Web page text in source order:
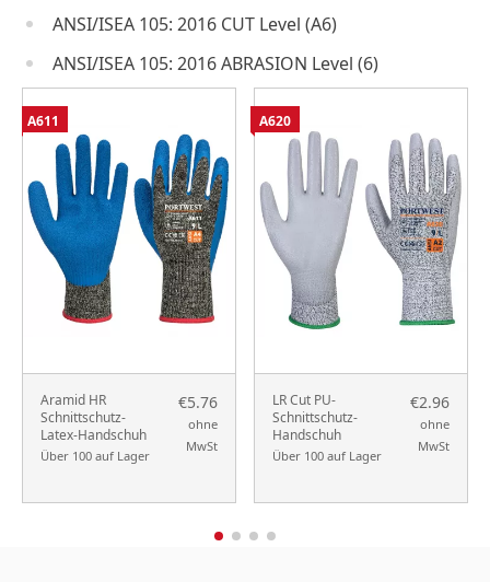
ANSI/ISEA 105: 2016 CUT Level (A6)
ANSI/ISEA 105: 2016 ABRASION Level (6)
Aramid HR
Schnittschutz-
Latex-Handschuh
Über 100 auf Lager
€5.76
ohne
MwSt
A611
LR Cut PU-
Schnittschutz-
Handschuh
Über 100 auf Lager
€2.96
ohne
MwSt
A620